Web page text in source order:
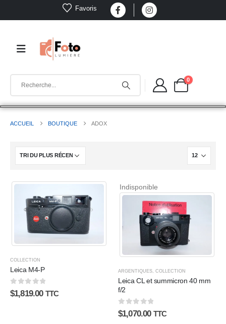
Favoris
0
ACCUEIL BOUTIQUE ADOX
COLLECTION
Leica M4-P
0sur 5
$1,819.00 TTC
Indisponible
ARGENTIQUES COLLECTION
Leica CL et summicron 40 mm
f/2
0sur 5
$1,070.00 TTC